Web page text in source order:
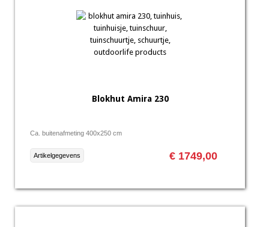
Blokhut Amira 230
Ca. buitenafmeting 400x250 cm
€ 1749,00
Artikelgegevens